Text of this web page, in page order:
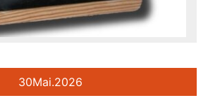
30Mai.2026